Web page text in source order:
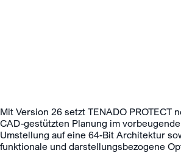
Mit Version 26 setzt TENADO PROTECT
CAD-gestützten Planung im
Umstellung auf eine 64-Bit Architektur
funktionale und darstellungsbezogene